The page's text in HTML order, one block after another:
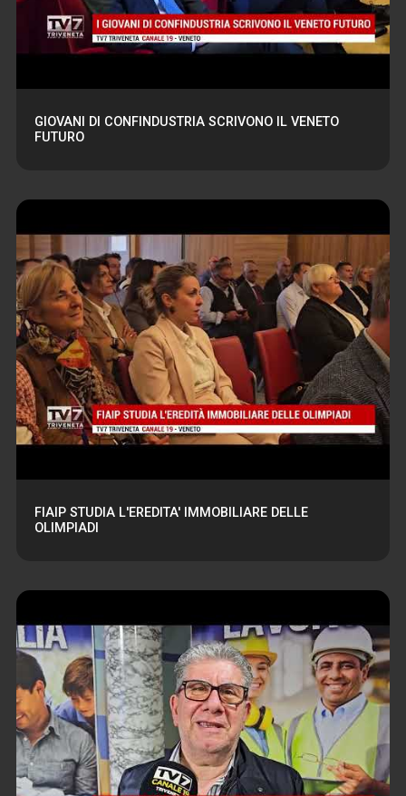
GIOVANI DI CONFINDUSTRIA SCRIVONO IL VENETO
FUTURO
FIAIP STUDIA L'EREDITA' IMMOBILIARE DELLE
OLIMPIADI